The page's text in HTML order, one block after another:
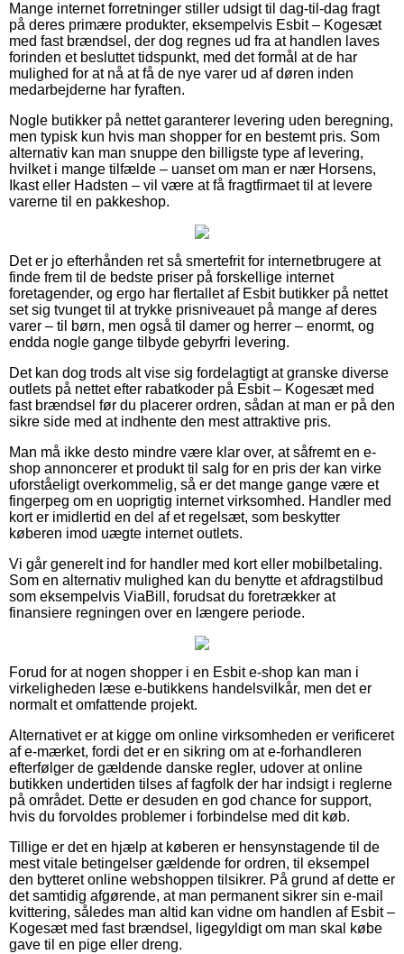
Mange internet forretninger stiller udsigt til dag-til-dag fragt
på deres primære produkter, eksempelvis Esbit – Kogesæt
med fast brændsel, der dog regnes ud fra at handlen laves
forinden et besluttet tidspunkt, med det formål at de har
mulighed for at nå at få de nye varer ud af døren inden
medarbejderne har fyraften.
Nogle butikker på nettet garanterer levering uden beregning,
men typisk kun hvis man shopper for en bestemt pris. Som
alternativ kan man snuppe den billigste type af levering,
hvilket i mange tilfælde – uanset om man er nær Horsens,
Ikast eller Hadsten – vil være at få fragtfirmaet til at levere
varerne til en pakkeshop.
Det er jo efterhånden ret så smertefrit for internetbrugere at
finde frem til de bedste priser på forskellige internet
foretagender, og ergo har flertallet af Esbit butikker på nettet
set sig tvunget til at trykke prisniveauet på mange af deres
varer – til børn, men også til damer og herrer – enormt, og
endda nogle gange tilbyde gebyrfri levering.
Det kan dog trods alt vise sig fordelagtigt at granske diverse
outlets på nettet efter rabatkoder på Esbit – Kogesæt med
fast brændsel før du placerer ordren, sådan at man er på den
sikre side med at indhente den mest attraktive pris.
Man må ikke desto mindre være klar over, at såfremt en e-
shop annoncerer et produkt til salg for en pris der kan virke
uforståeligt overkommelig, så er det mange gange være et
fingerpeg om en uoprigtig internet virksomhed. Handler med
kort er imidlertid en del af et regelsæt, som beskytter
køberen imod uægte internet outlets.
Vi går generelt ind for handler med kort eller mobilbetaling.
Som en alternativ mulighed kan du benytte et afdragstilbud
som eksempelvis ViaBill, forudsat du foretrækker at
finansiere regningen over en længere periode.
Forud for at nogen shopper i en Esbit e-shop kan man i
virkeligheden læse e-butikkens handelsvilkår, men det er
normalt et omfattende projekt.
Alternativet er at kigge om online virksomheden er verificeret
af e-mærket, fordi det er en sikring om at e-forhandleren
efterfølger de gældende danske regler, udover at online
butikken undertiden tilses af fagfolk der har indsigt i reglerne
på området. Dette er desuden en god chance for support,
hvis du forvoldes problemer i forbindelse med dit køb.
Tillige er det en hjælp at køberen er hensynstagende til de
mest vitale betingelser gældende for ordren, til eksempel
den bytteret online webshoppen tilsikrer. På grund af dette er
det samtidig afgørende, at man permanent sikrer sin e-mail
kvittering, således man altid kan vidne om handlen af Esbit –
Kogesæt med fast brændsel, ligegyldigt om man skal købe
gave til en pige eller dreng.